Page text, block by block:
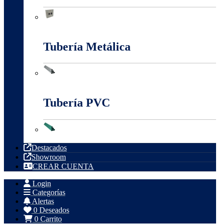
Tubería Metálica
Tubería PVC
Destacados
Showroom
CREAR CUENTA
Login
Categorías
Alertas
0 Deseados
0 Carrito